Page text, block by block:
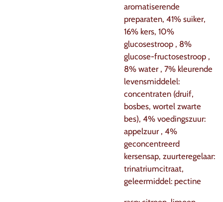
aromatiserende
preparaten, 41% suiker,
16% kers, 10%
glucosestroop , 8%
glucose-fructosestroop ,
8% water , 7% kleurende
levensmiddelel:
concentraten (druif,
bosbes, wortel zwarte
bes), 4% voedingszuur:
appelzuur , 4%
geconcentreerd
kersensap, zuurteregelaar:
trinatriumcitraat,
geleermiddel: pectine